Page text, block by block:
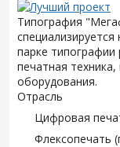
Типография
парке
печатная
оборудования.
Отрасль
Цифровая
Флексопечать